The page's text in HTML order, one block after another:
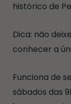
histórico de
Dica: não
conhecer a
Funciona de
sábados das